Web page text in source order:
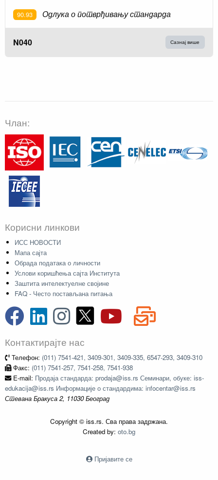
90.93 Одлука о потврђивању стандарда
N040 Сазнај више
Члан:
Корисни линкови
ИСС НОВОСТИ
Мапа сајта
Обрада података о личности
Услови коришћења сајта Института
Заштита интелектуелне својине
FAQ - Често постављана питања
Контактирајте нас
Телефон: (011) 7541-421, 3409-301, 3409-335, 6547-293, 3409-310
Факс: (011) 7541-257, 7541-258, 7541-938
E-mail: Продаја стандарда: prodaja@iss.rs Семинари, обуке: iss-
edukacija@iss.rs Информације о стандардима: infocentar@iss.rs
Стевана Бракуса 2, 11030 Београд
Copyright © iss.rs. Сва права задржана.
Created by: oto.bg
Пријавите се